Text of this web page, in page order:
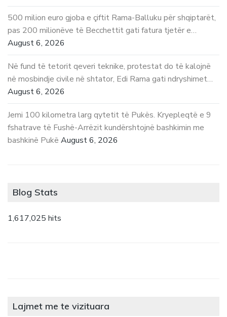
500 milion euro gjoba e çiftit Rama-Balluku për shqiptarët,
pas 200 milionëve të Becchettit gati fatura tjetër e…
August 6, 2026
Në fund të tetorit qeveri teknike, protestat do të kalojnë
në mosbindje civile në shtator, Edi Rama gati ndryshimet…
August 6, 2026
Jemi 100 kilometra larg qytetit të Pukës. Kryepleqtë e 9
fshatrave të Fushë-Arrëzit kundërshtojnë bashkimin me
bashkinë Pukë August 6, 2026
Blog Stats
1,617,025 hits
Lajmet me te vizituara